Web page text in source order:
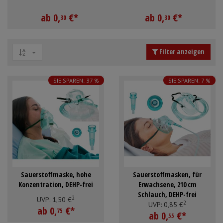
ab 0,30 €* ab 0,30 €*
Filter anzeigen
Sauerstoffmaske, hohe
Konzentration, DEHP-frei
UVP: 1,50 €2
ab 0,75 €*
SIE SPAREN: 37 %
Sauerstoffmasken, für
Erwachsene, 210 cm
Schlauch, DEHP-frei
UVP: 0,85 €2
ab 0,55 €*
SIE SPAREN: 7 %